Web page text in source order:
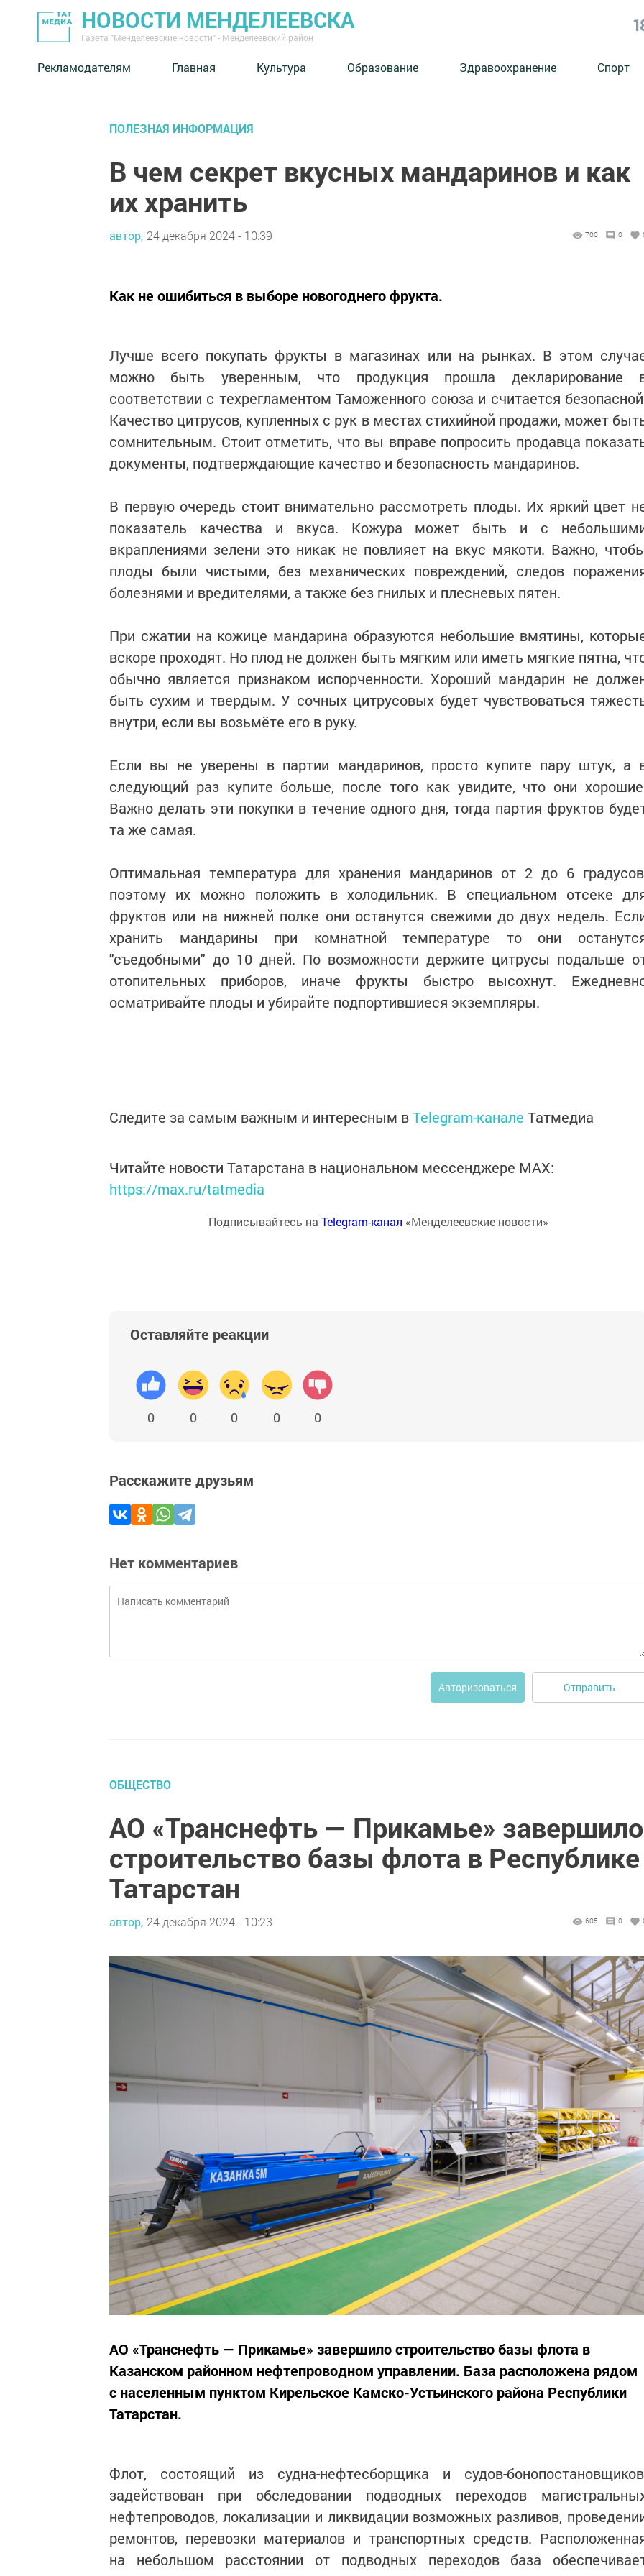
НОВОСТИ МЕНДЕЛЕЕВСКА
Газета "Менделеевские новости" - Менделеевский район
Рекламодателям Главная Культура Образование Здравоохранение Спорт
ПОЛЕЗНАЯ ИНФОРМАЦИЯ
В чем секрет вкусных мандаринов и как
их хранить
автор, 24 декабря 2024 - 10:39 700 0
Как не ошибиться в выборе новогоднего фрукта.
Лучше всего покупать фрукты в магазинах или на рынках. В этом
можно быть уверенным, что продукция прошла декларирование
соответствии с техрегламентом Таможенного союза и считается
Качество цитрусов, купленных с рук в местах стихийной продажи, может
сомнительным. Стоит отметить, что вы вправе попросить продавца
документы, подтверждающие качество и безопасность мандаринов.
В первую очередь стоит внимательно рассмотреть плоды. Их яркий цвет
показатель качества и вкуса. Кожура может быть и с
вкраплениями зелени это никак не повлияет на вкус мякоти. Важно,
плоды были чистыми, без механических повреждений, следов
болезнями и вредителями, а также без гнилых и плесневых пятен.
При сжатии на кожице мандарина образуются небольшие вмятины,
вскоре проходят. Но плод не должен быть мягким или иметь мягкие пятна,
обычно является признаком испорченности. Хороший мандарин не
быть сухим и твердым. У сочных цитрусовых будет чувствоваться
внутри, если вы возьмёте его в руку.
Если вы не уверены в партии мандаринов, просто купите пару штук, а
следующий раз купите больше, после того как увидите, что они
Важно делать эти покупки в течение одного дня, тогда партия фруктов
та же самая.
Оптимальная температура для хранения мандаринов от 2 до 6
поэтому их можно положить в холодильник. В специальном отсеке
фруктов или на нижней полке они останутся свежими до двух недель.
хранить мандарины при комнатной температуре то они
"съедобными" до 10 дней. По возможности держите цитрусы подальше
отопительных приборов, иначе фрукты быстро высохнут.
осматривайте плоды и убирайте подпортившиеся экземпляры.
Следите за самым важным и интересным вTelegram-канале Татмедиа
Читайте новости Татарстана в национальном мессенджере MАХ:
https://max.ru/tatmedia
Подписывайтесь на Telegram-канал «Менделеевские новости»
Оставляйте реакции
0 0 0 0 0
Расскажите друзьям
Нет комментариев
Авторизоваться Отправить
ОБЩЕСТВО
АО «Транснефть — Прикамье» завершило
строительство базы флота в Республике
Татарстан
автор, 24 декабря 2024 - 10:23 605 0
АО «Транснефть — Прикамье» завершило строительство базы флота в
Казанском районном нефтепроводном управлении. База расположена рядом
с населенным пунктом Кирельское Камско-Устьинского района Республики
Татарстан.
Флот, состоящий из судна-нефтесборщика и судов-
задействован при обследовании подводных переходов
нефтепроводов, локализации и ликвидации возможных разливов,
ремонтов, перевозки материалов и транспортных средств.
на небольшом расстоянии от подводных переходов база